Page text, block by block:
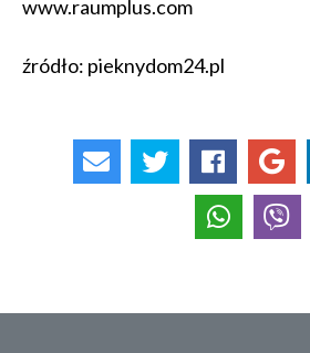
www.raumplus.com
źródło: pieknydom24.pl